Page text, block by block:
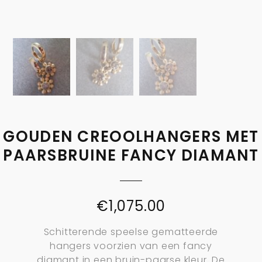
GOUDEN CREOOLHANGERS MET
PAARSBRUINE FANCY DIAMANT
€1,075.00
Schitterende speelse gematteerde
hangers voorzien van een fancy